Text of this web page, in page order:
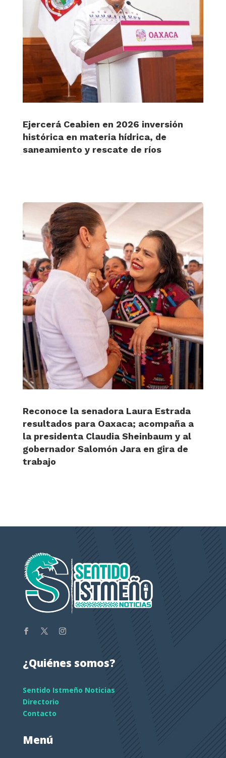
Ejercerá Ceabien en 2026 inversión
histórica en materia hídrica, de
saneamiento y rescate de ríos
Reconoce la senadora Laura Estrada
resultados para Oaxaca; acompaña a
la presidenta Claudia Sheinbaum y al
gobernador Salomón Jara en gira de
trabajo
¿Quiénes somos?
Sentido Istmeño Noticias
Directorio
Contacto
Menú